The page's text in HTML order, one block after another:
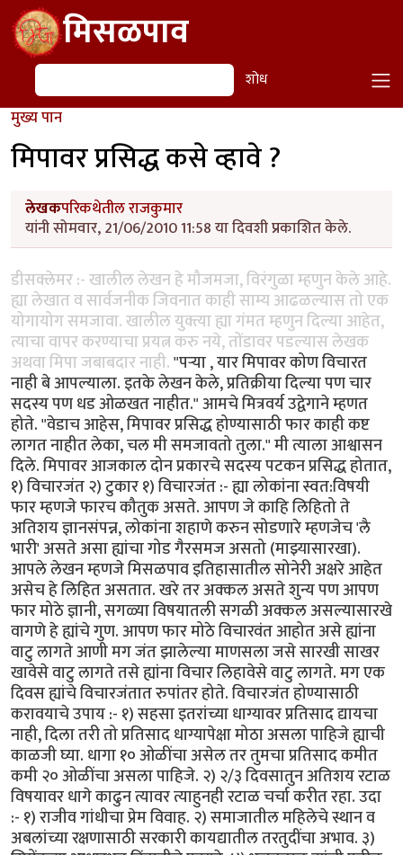
Skip to main contentमिसळपाव
शोध शोध
मुख्य पान
मिपावर प्रसिद्ध कसे व्हावे ?
लेखकपरिकथेतील राजकुमार
यांनी सोमवार, 21/06/2010 11:58 या दिवशी प्रकाशित केले.
डीसक्लेमर :- खालील लेखन हे मौजमजा, विरंगुळा म्हणुन केले आहे.
ह्या लेखात व सार्वजनीक जिवनात काही साम्य आढळल्यास तो एक
योगायोग समजावा. खालील युक्त्या ह्या गंमत म्हणुन दिल्या आहेत,
त्याचा वापर करण्याचा प्रयत्न करु नये, तोंडावर पडल्यास लेखक
अथवा मिपा जबाबदार नाही."पर्‍या , यार मिपावर कोण विचारत
नाही बे आपल्याला. इतके लेखन केले, प्रतिक्रीया दिल्या पण चार
सदस्य पण धड ओळखत नाहीत." आमचे मित्रवर्य उद्वेगाने म्हणत
होते. "वेडाच आहेस, मिपावर प्रसिद्ध होण्यासाठी फार काही कष्ट
लागत नाहीत लेका, चल मी समजावतो तुला." मी त्याला आश्वासन
दिले. मिपावर आजकाल दोन प्रकारचे सदस्य पटकन प्रसिद्ध होतात,
१) विचारजंत २) टुकार १) विचारजंत :- ह्या लोकांना स्वत:विषयी
फार म्हणजे फारच कौतुक असते. आपण जे काहि लिहितो ते
अतिशय ज्ञानसंपन्न, लोकांना शहाणे करुन सोडणारे म्हणजेच 'लै
भारी' असते असा ह्यांचा गोड गैरसमज असतो (माझ्यासारखा).
आपले लेखन म्हणजे मिसळपाव इतिहासातील सोनेरी अक्षरे आहेत
असेच हे लिहित असतात. खरे तर अक्कल असते शुन्य पण आपण
फार मोठे ज्ञानी, सगळ्या विषयातली सगळी अक्कल असल्यासारखे
वागणे हे ह्यांचे गुण. आपण फार मोठे विचारवंत आहोत असे ह्यांना
वाटु लागते आणी मग जंत झालेल्या माणसला जसे सारखी साखर
खावेसे वाटु लागते तसे ह्यांना विचार लिहावेसे वाटु लागते. मग एक
दिवस ह्यांचे विचारजंतात रुपांतर होते. विचारजंत होण्यासाठी
करावयाचे उपाय :- १) सहसा इतरांच्या धाग्यावर प्रतिसाद द्यायचा
नाही, दिला तरी तो प्रतिसाद धाग्यापेक्षा मोठा असला पाहिजे ह्याची
काळजी घ्या. धागा १० ओळींचा असेल तर तुमचा प्रतिसाद कमीत
कमी २० ओळींचा असला पाहिजे. २) २/३ दिवसातुन अतिशय रटाळ
विषयावर धागे काढुन त्यावर त्याहुनही रटाळ चर्चा करीत रहा. उदा
:- १) राजीव गांधीचा प्रेम विवाह. २) समाजातील महिलेचे स्थान व
अबलांच्या रक्षणासाठी सरकारी कायद्यातील तरतुदींचा अभाव. ३)